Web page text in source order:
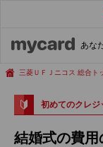
あな
会社経費の
三菱ＵＦＪニコス 総合ト
初めてのクレジ
結婚式の費